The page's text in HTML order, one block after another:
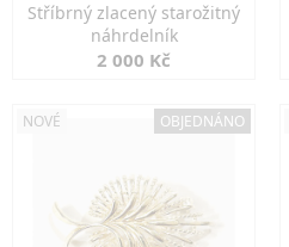
Stříbrný zlacený starožitný
náhrdelník
2 000 Kč
NOVÉ OBJEDNÁNO